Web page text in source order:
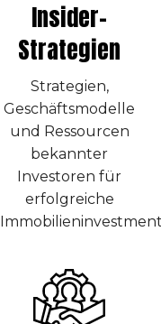
Insider-
Strategien
Strategien,
Geschäftsmodelle
und Ressourcen
bekannter
Investoren für
erfolgreiche